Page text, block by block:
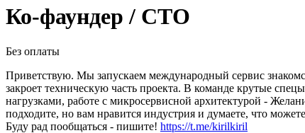
Ко-фаундер / СТО
Без оплаты
Приветствую. Мы запускаем международный сервис
закроет техническую часть проекта. В команде крутые
нагрузками, работе с микросервисной архитектурой -
подходите, но вам нравится индустрия и думаете, что
Буду рад пообщаться - пишите! https://t.me/kirilkiril